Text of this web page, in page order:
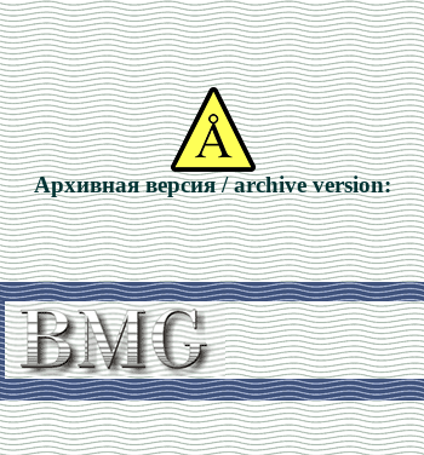
Архивная версия / archive version: